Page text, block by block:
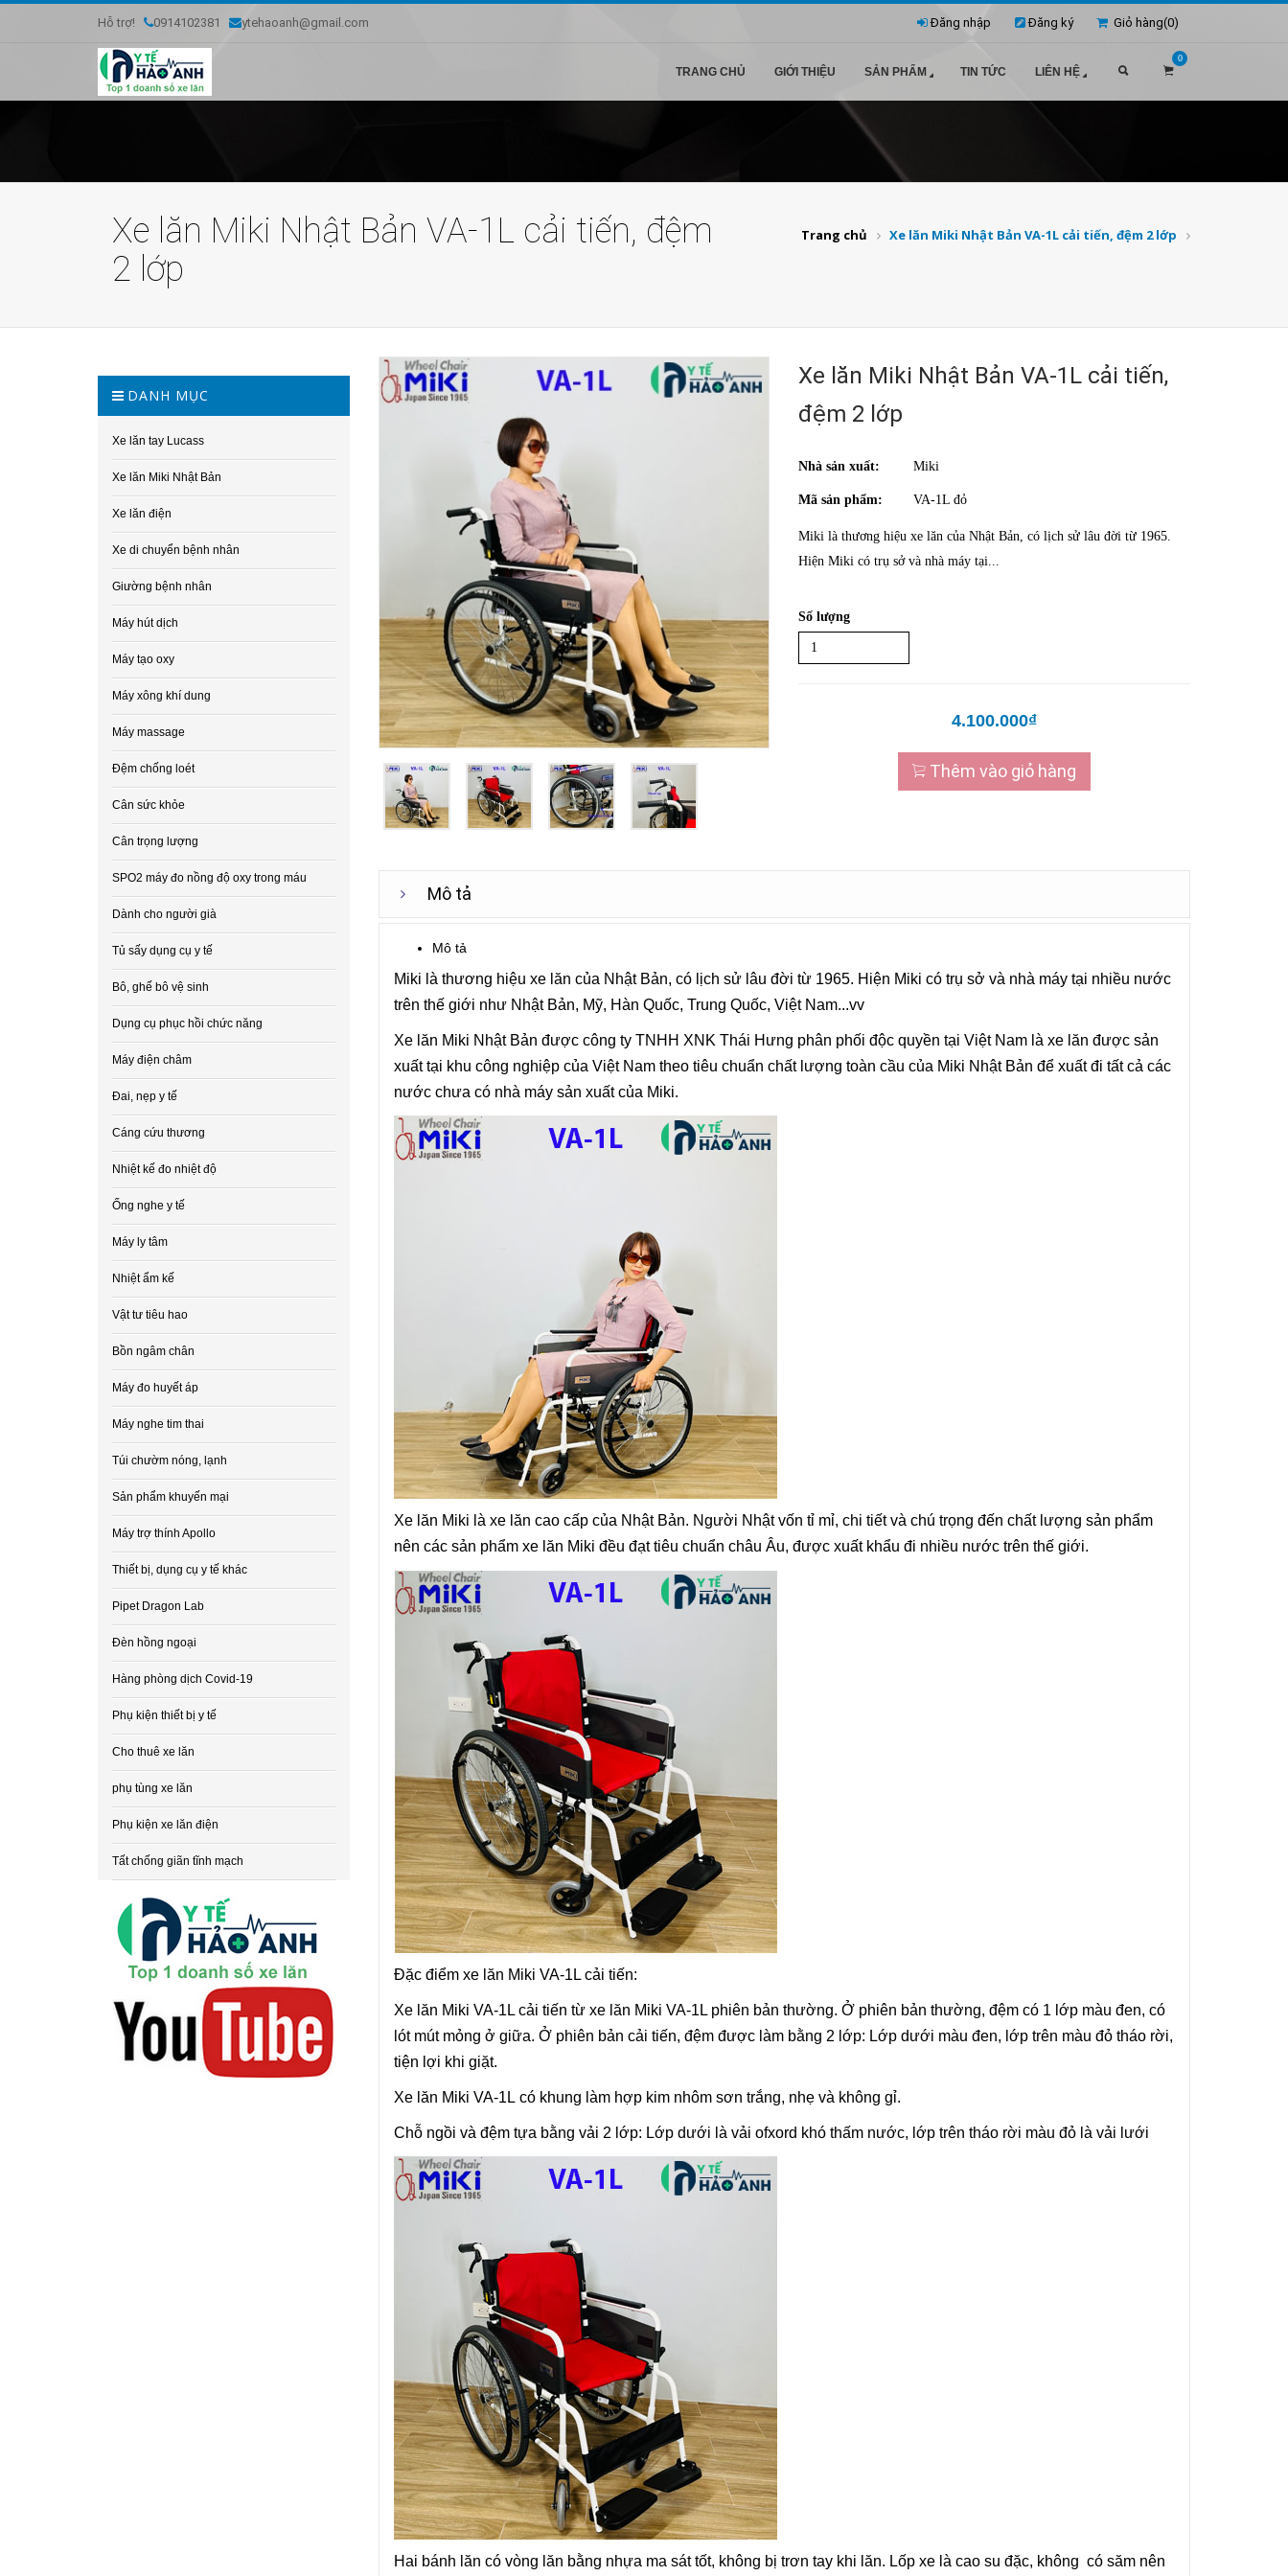
Hỗ trợ! 0914102381 ytehaoanh@gmail.com Giỏ hàng(0)
Đăng nhập Đăng ký
0
TRANG CHỦ GIỚI THIỆU SẢN PHẨM TIN TỨC LIÊN HỆ
Xe lăn Miki Nhật Bản VA-1L cải tiến, đệm
2 lớp
Trang chủ Xe lăn Miki Nhật Bản VA-1L cải tiến, đệm 2 lớp
DANH MỤC
Xe lăn tay Lucass
Xe lăn Miki Nhật Bản
Xe lăn điện
Xe di chuyển bệnh nhân
Giường bệnh nhân
Máy hút dịch
Máy tạo oxy
Máy xông khí dung
Máy massage
Đệm chống loét
Cân sức khỏe
Cân trọng lượng
SPO2 máy đo nồng độ oxy trong máu
Dành cho người già
Tủ sấy dụng cụ y tế
Bô, ghế bô vệ sinh
Dụng cụ phục hồi chức năng
Máy điện châm
Đai, nẹp y tế
Cáng cứu thương
Nhiệt kế đo nhiệt độ
Ống nghe y tế
Máy ly tâm
Nhiệt ẩm kế
Vật tư tiêu hao
Bồn ngâm chân
Máy đo huyết áp
Máy nghe tim thai
Túi chườm nóng, lạnh
Sản phẩm khuyến mại
Máy trợ thính Apollo
Thiết bị, dụng cụ y tế khác
Pipet Dragon Lab
Đèn hồng ngoại
Hàng phòng dịch Covid-19
Phụ kiện thiết bị y tế
Cho thuê xe lăn
phụ tùng xe lăn
Phụ kiện xe lăn điện
Tất chống giãn tĩnh mạch
Xe lăn Miki Nhật Bản VA-1L cải tiến,
đệm 2 lớp
Nhà sản xuất: Miki
Mã sản phẩm: VA-1L đỏ
Miki là thương hiệu xe lăn của Nhật Bản, có lịch sử lâu đời từ 1965.
Hiện Miki có trụ sở và nhà máy tại...
Số lượng
4.100.000₫
Thêm vào giỏ hàng
Mô tả
Mô tả
Miki là thương hiệu xe lăn của Nhật Bản, có lịch sử lâu đời từ 1965. Hiện Miki có trụ sở và nhà máy tại nhiều nước
trên thế giới như Nhật Bản, Mỹ, Hàn Quốc, Trung Quốc, Việt Nam...vv
Xe lăn Miki Nhật Bản được công ty TNHH XNK Thái Hưng phân phối độc quyền tại Việt Nam là xe lăn được sản
xuất tại khu công nghiệp của Việt Nam theo tiêu chuẩn chất lượng toàn cầu của Miki Nhật Bản để xuất đi tất cả các
nước chưa có nhà máy sản xuất của Miki.
Xe lăn Miki là xe lăn cao cấp của Nhật Bản. Người Nhật vốn tỉ mỉ, chi tiết và chú trọng đến chất lượng sản phẩm
nên các sản phẩm xe lăn Miki đều đạt tiêu chuẩn châu Âu, được xuất khẩu đi nhiều nước trên thế giới.
Đặc điểm xe lăn Miki VA-1L cải tiến:
Xe lăn Miki VA-1L cải tiến từ xe lăn Miki VA-1L phiên bản thường. Ở phiên bản thường, đệm có 1 lớp màu đen, có
lót mút mỏng ở giữa. Ở phiên bản cải tiến, đệm được làm bằng 2 lớp: Lớp dưới màu đen, lớp trên màu đỏ tháo rời,
tiện lợi khi giặt.
Xe lăn Miki VA-1L có khung làm hợp kim nhôm sơn trắng, nhẹ và không gỉ.
Chỗ ngồi và đệm tựa bằng vải 2 lớp: Lớp dưới là vải ofxord khó thấm nước, lớp trên tháo rời màu đỏ là vải lưới
Hai bánh lăn có vòng lăn bằng nhựa ma sát tốt, không bị trơn tay khi lăn. Lốp xe là cao su đặc, không có săm nên